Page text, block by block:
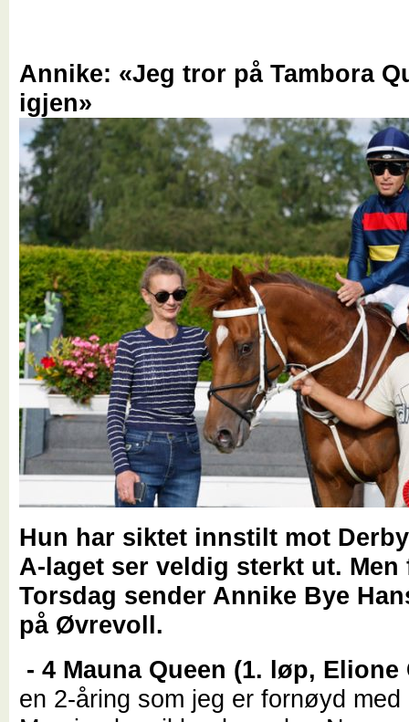
Annike: «Jeg tror på Tambora
igjen»
Hun har siktet innstilt mot
A-laget ser veldig sterkt ut.
Torsdag sender Annike Bye
på Øvrevoll.
- 4 Mauna Queen (1. løp, Elione
en 2-åring som jeg er fornøyd med